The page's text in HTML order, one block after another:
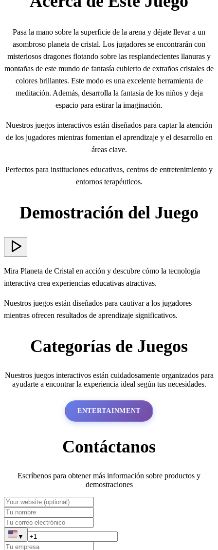
Pasa la mano sobre la superficie de la arena y déjate llevar a un
asombroso planeta de cristal. Los jugadores se encontrarán con
misteriosos dragones flotando sobre las resplandecientes llanuras y
montañas de este mundo de fantasía cubierto de extraños cristales de
colores brillantes. Este modo es una excelente herramienta de
meditación. Además, desarrolla la fantasía de los niños y deja
espacio para estirar la imaginación.
Nuestros juegos interactivos están diseñados para captar la atención
de los jugadores mientras fomentan el aprendizaje y el desarrollo en
áreas clave.
Perfectos para instituciones educativas, centros de entretenimiento y
entornos terapéuticos.
Demostración del Juego
Mira Planeta de Cristal en acción y descubre cómo la tecnología
interactiva crea experiencias educativas atractivas.
Nuestros juegos están diseñados para cautivar a los jugadores
mientras ofrecen resultados de aprendizaje significativos.
Categorías de Juegos
Nuestros juegos interactivos están cuidadosamente organizados para
ayudarte a encontrar la experiencia ideal según tus necesidades.
ENTERTAINMENT
Contáctanos
Escríbenos para obtener más información sobre productos y
demostraciones
▼